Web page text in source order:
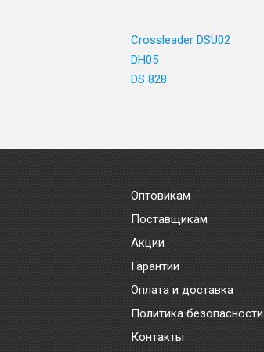
Crossleader DSU02
DH05
DS 828
Оптовикам
Поставщикам
Акции
Гарантии
Оплата и доставка
Политика безопасности
Контакты